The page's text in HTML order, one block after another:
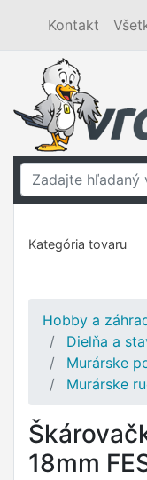
Kontakt
Kategória tovaru
Hobby a
Dielňa a
Murárske
Murárske
18mm